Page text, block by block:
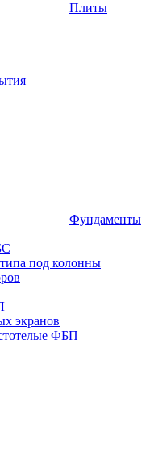
Плиты
Фундаменты
под колонны
экранов
ФБП